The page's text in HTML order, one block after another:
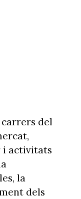
del
i activitats
la
dels